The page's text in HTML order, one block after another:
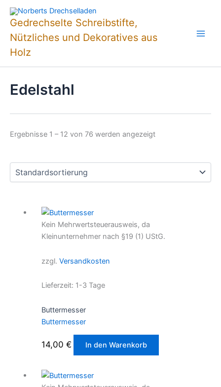
Zum
Inhalt
springen
Gedrechselte Schreibstifte,
Nützliches und Dekoratives aus
Holz
Edelstahl
Ergebnisse 1 – 12 von 76 werden angezeigt
Kein Mehrwertsteuerausweis, da
Kleinunternehmer nach §19 (1) UStG.
zzgl. Versandkosten
Lieferzeit: 1-3 Tage
Buttermesser
Buttermesser
14,00 € In den Warenkorb